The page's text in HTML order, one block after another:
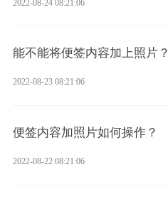
2022-08-24 08:21:06
能不能将便签内容加上照片？
2022-08-23 08:21:06
便签内容加照片如何操作？
2022-08-22 08:21:06